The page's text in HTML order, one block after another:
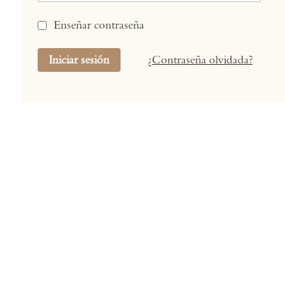
Enseñar contraseña
Iniciar sesión ¿Contraseña olvidada?